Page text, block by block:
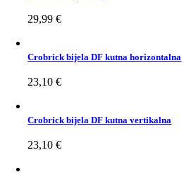
29,99€
Crobrick bijela DF kutna horizontalna
23,10€
Crobrick bijela DF kutna vertikalna
23,10€